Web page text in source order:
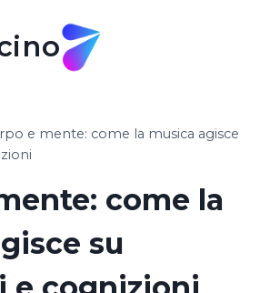
e mente: come la musica agisce
come la
su